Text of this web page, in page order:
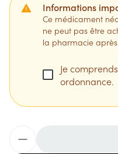
Informations
Ce médicament
ne peut pas être
la pharmacie
Je
ordonnance.